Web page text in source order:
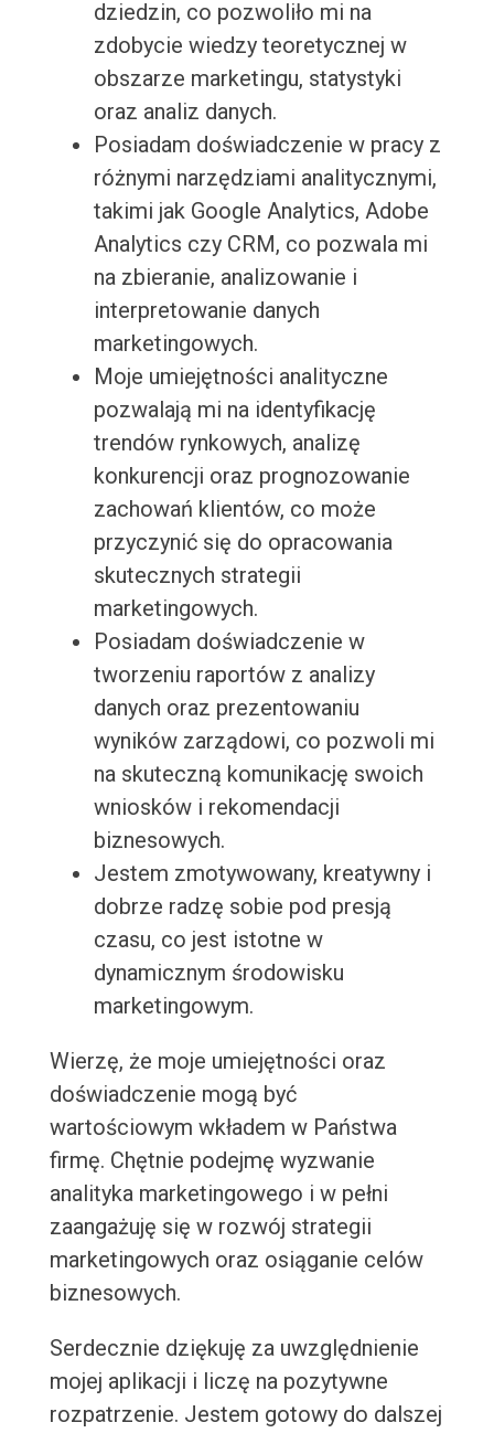
dziedzin, co pozwoliło mi na
zdobycie wiedzy teoretycznej w
obszarze marketingu, statystyki
oraz analiz danych.
Posiadam doświadczenie w pracy z
różnymi narzędziami analitycznymi,
takimi jak Google Analytics, Adobe
Analytics czy CRM, co pozwala mi
na zbieranie, analizowanie i
interpretowanie danych
marketingowych.
Moje umiejętności analityczne
pozwalają mi na identyfikację
trendów rynkowych, analizę
konkurencji oraz prognozowanie
zachowań klientów, co może
przyczynić się do opracowania
skutecznych strategii
marketingowych.
Posiadam doświadczenie w
tworzeniu raportów z analizy
danych oraz prezentowaniu
wyników zarządowi, co pozwoli mi
na skuteczną komunikację swoich
wniosków i rekomendacji
biznesowych.
Jestem zmotywowany, kreatywny i
dobrze radzę sobie pod presją
czasu, co jest istotne w
dynamicznym środowisku
marketingowym.
Wierzę, że moje umiejętności oraz
doświadczenie mogą być
wartościowym wkładem w Państwa
firmę. Chętnie podejmę wyzwanie
analityka marketingowego i w pełni
zaangażuję się w rozwój strategii
marketingowych oraz osiąganie celów
biznesowych.
Serdecznie dziękuję za uwzględnienie
mojej aplikacji i liczę na pozytywne
rozpatrzenie. Jestem gotowy do dalszej